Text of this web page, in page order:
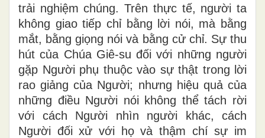
trải nghiệm chúng. Trên thực tế, người ta
không giao tiếp chỉ bằng lời nói, mà bằng
mắt, bằng giọng nói và bằng cử chỉ. Sự thu
hút của Chúa Giê-su đối với những người
gặp Người phụ thuộc vào sự thật trong lời
rao giảng của Người; nhưng hiệu quả của
những điều Người nói không thể tách rời
với cách Người nhìn người khác, cách
Người đối xử với họ và thậm chí sự im